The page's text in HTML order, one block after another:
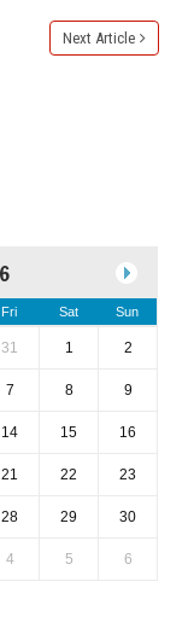
Next Article
Fri Sat Sun
31 1 2
7 8 9
14 15 16
21 22 23
28 29 30
4 5 6